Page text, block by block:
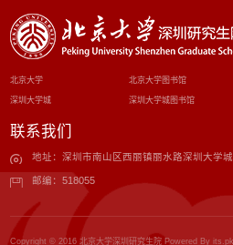
北京大学 北京大学图书馆
深圳大学城 深圳大学城图书馆
联系我们
地址：深圳市南山区西丽镇丽水路深圳大学
邮编：518055
Copyright © 2016 北京大学深圳研究生院 Powered By